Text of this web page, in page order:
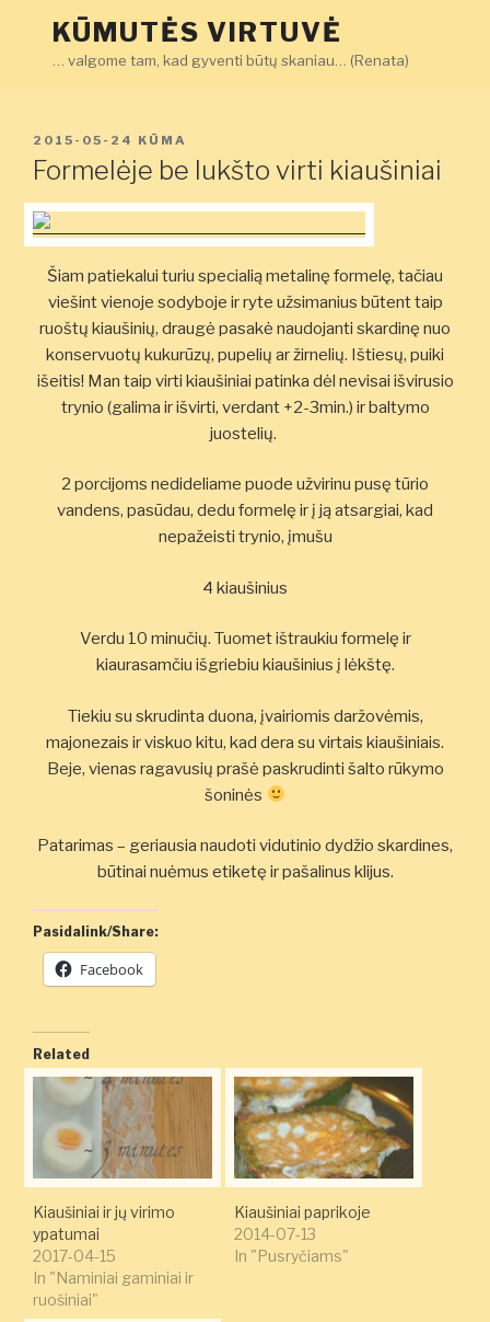
KŪMUTĖS VIRTUVĖ
… valgome tam, kad gyventi būtų skaniau… (Renata)
PASKELBTA
2015-05-24 KŪMA
Formelėje be lukšto virti kiaušiniai
Šiam patiekalui turiu specialią metalinę formelę, tačiau
viešint vienoje sodyboje ir ryte užsimanius būtent taip
ruoštų kiaušinių, draugė pasakė naudojanti skardinę nuo
konservuotų kukurūzų, pupelių ar žirnelių. Ištiesų, puiki
išeitis! Man taip virti kiaušiniai patinka dėl nevisai išvirusio
trynio (galima ir išvirti, verdant +2-3min.) ir baltymo
juostelių.
2 porcijoms nedideliame puode užvirinu pusę tūrio
vandens, pasūdau, dedu formelę ir į ją atsargiai, kad
nepažeisti trynio, įmušu
4 kiaušinius
Verdu 10 minučių. Tuomet ištraukiu formelę ir
kiaurasamčiu išgriebiu kiaušinius į lėkštę.
Tiekiu su skrudinta duona, įvairiomis daržovėmis,
majonezais ir viskuo kitu, kad dera su virtais kiaušiniais.
Beje, vienas ragavusių prašė paskrudinti šalto rūkymo
šoninės
Patarimas – geriausia naudoti vidutinio dydžio skardines,
būtinai nuėmus etiketę ir pašalinus klijus.
Pasidalink/Share:
Facebook
Related
Kiaušiniai ir jų virimo
ypatumai
2017-04-15
In "Naminiai gaminiai ir
ruošiniai"
Kiaušiniai paprikoje
2014-07-13
In "Pusryčiams"